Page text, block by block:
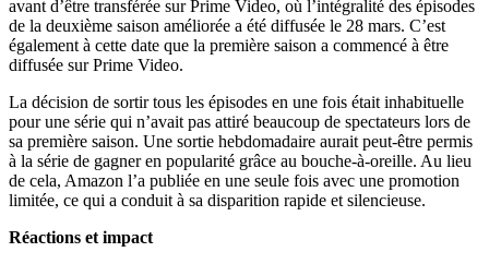
avant d’être transférée sur Prime Video, où l’intégralité des épisodes
de la deuxième saison améliorée a été diffusée le 28 mars. C’est
également à cette date que la première saison a commencé à être
diffusée sur Prime Video.
La décision de sortir tous les épisodes en une fois était inhabituelle
pour une série qui n’avait pas attiré beaucoup de spectateurs lors de
sa première saison. Une sortie hebdomadaire aurait peut-être permis
à la série de gagner en popularité grâce au bouche-à-oreille. Au lieu
de cela, Amazon l’a publiée en une seule fois avec une promotion
limitée, ce qui a conduit à sa disparition rapide et silencieuse.
Réactions et impact